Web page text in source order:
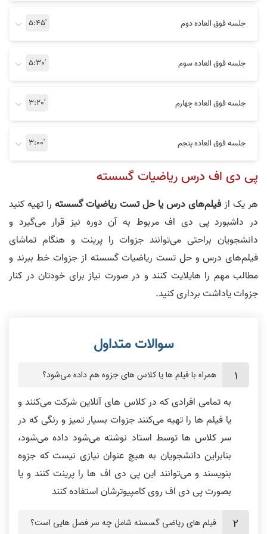
نظر رتبه 32 کنکور 1400 کیفیت بالا تدریس
فیلم ها خیلی مفهومی بودند همه درس ها فوق العاده بود
از صفر تا صد و کامل هستند
معجزه بود
جلسه فوق العاده دوم 5:45'
جلسه فوق العاده سوم 5:30'
جلسه فوق العاده چهارم 3:20'
جلسه فوق العاده پنجم 3:00'
پی دی اف درس ریاضیات گسسته
هر یک از فیلم‌های درس یا حل تست ریاضیات گسسته را تهیه کنید
در داشبورد پی دی اف مربوط به آن دوره نیز قرار می‌گیرد و
دانشجویان براحتی می‌توانند جزوات را پرینت و هنگام تماشای
فیلم‌های درس و حل تست ریاضیات گسسته از جزوات خط ببرند و
مطالب مهم را هایلایت کنند و در صورت نیاز برای خودتان در کنار
جزوات یاداشت برداری کنید.
همراه با فیلم ها یا کلاس های جزوه هم داده می‌شود؟
به تمامی افرادی که در کلاس های آنلاین شرکت می‌کنند و
یا فیلم ها را تهیه می‌کنند جزوات بسیار تمیز و رنگی که در
سر کلاس ها توسط استاد نوشته می‌شود داده می‌شود،
بنابراین دانشجویان به هیچ عنوان نیازی نیست که جزوه
بنویسند و می‌توانند این پی دی اف ها را پرینت کنند و یا
بصورت پی دی اف روی کامپیوترشان استفاده کنند
فیلم های ریاضی گسسته شامل چه سر فصل هایی است؟